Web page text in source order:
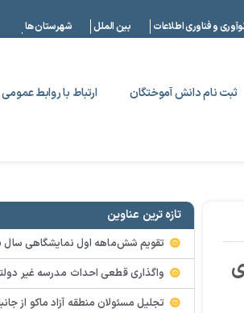
و فناوری اطلاعات بین الملل شهرستان ها
ثبت نام دانش آموختگان
ارتباط با روابط عمومی
تازه ترین عناوین
تقویم شش‌ماهه اول نمایشگاهی سال ۱۴۰۵ شهرستان ماکو
واگذاری قطعی احداث مدرسه غیر
تجلیل مسئولان منطقه آزاد ماکو از